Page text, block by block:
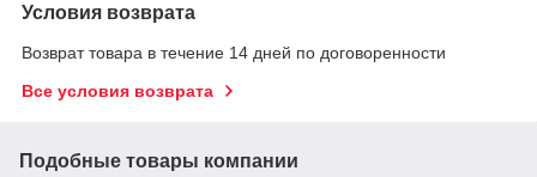
Условия возврата
Возврат товара в течение 14 дней по договоренности
Все условия возврата
Подобные товары компании